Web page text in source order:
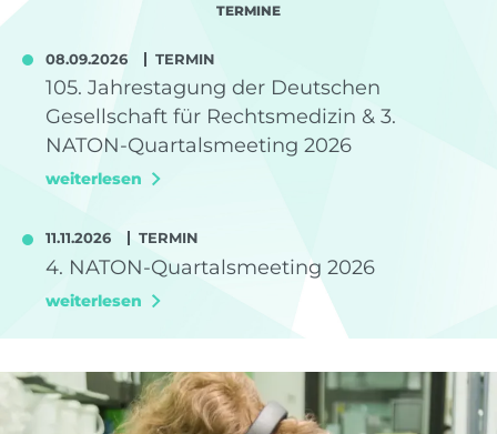
TERMINE
08.09.2026 TERMIN
105. Jahrestagung der Deutschen
Gesellschaft für Rechtsmedizin & 3.
NATON-Quartalsmeeting 2026
weiterlesen
11.11.2026 TERMIN
4. NATON-Quartalsmeeting 2026
weiterlesen